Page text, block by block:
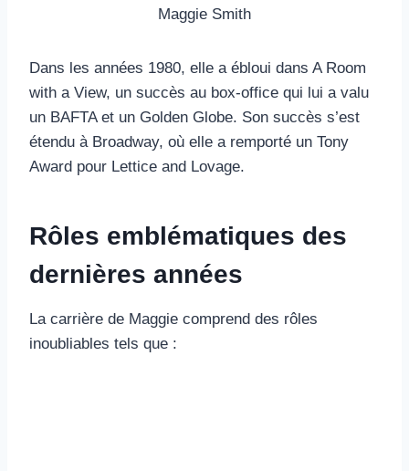
Dans les années 1980, elle a ébloui dans A Room
with a View, un succès au box-office qui lui a valu
un BAFTA et un Golden Globe. Son succès s’est
étendu à Broadway, où elle a remporté un Tony
Award pour Lettice and Lovage.
Rôles emblématiques des
dernières années
La carrière de Maggie comprend des rôles
inoubliables tels que :